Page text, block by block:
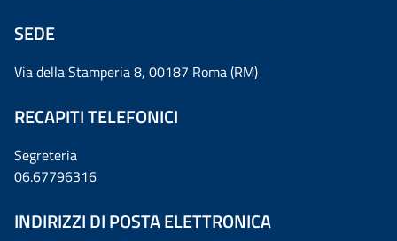
SEDE
Via della Stamperia 8, 00187 Roma (RM)
RECAPITI TELEFONICI
Segreteria
06.67796316
INDIRIZZI DI POSTA ELETTRONICA